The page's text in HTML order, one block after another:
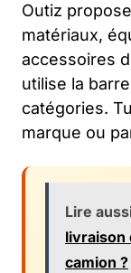
Outiz
matériaux,
accessoires
utilise la
catégories.
marque ou
Lire
livraison
camion ?